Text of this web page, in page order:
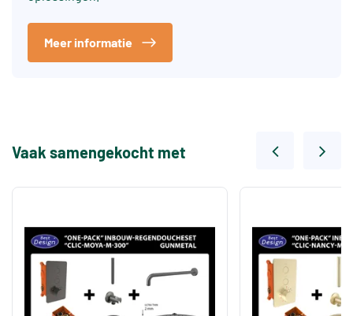
Meer informatie
Vaak samengekocht met